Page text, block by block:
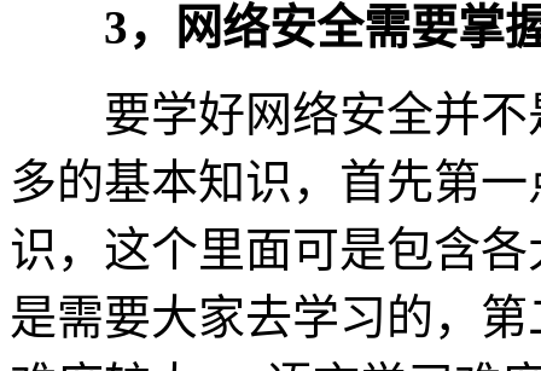
3，网络安全需要掌
要学好网络安全并不
多的基本知识，首先第
识，这个里面可是包含
是需要大家去学习的，